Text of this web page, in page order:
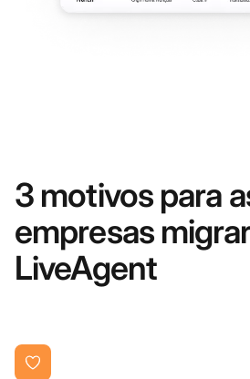
3 motivos para
empresas
LiveAgent